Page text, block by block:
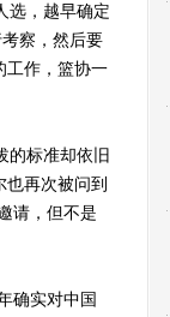
选，越早确定
察，然后要
工作，篮协一
标准却依旧
再次被问到
请，但不是
确实对中国